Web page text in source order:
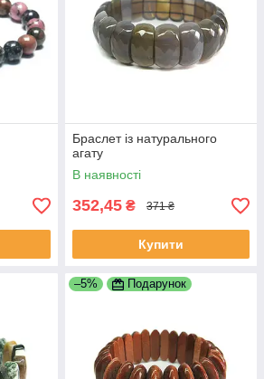
Браслет із натурального
агату
В наявності
352,45 ₴ 371 ₴
Купити
–5% Подарунок